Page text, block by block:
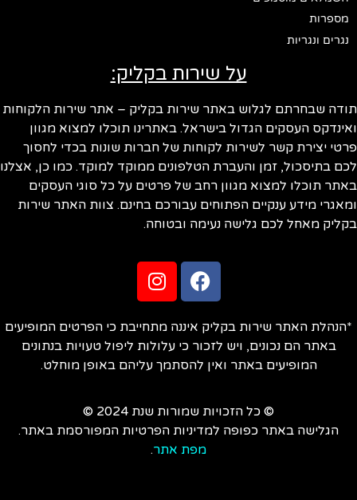
מספרות
נגרים ונגריות
על שירות בקליק:
שבחרתם לגלוש באתר שירות בקליק – אתר שירות הלקוחות
העסקים הגדול בישראל. באתרינו תוכלו למצוא מגוון
יצירת קשר לשירות לקוחות של חברות שונות בכדי לחסוך
בתיסכול, זמן והעברת הטלפונים ממוקד למוקד. כמו כן, אצלנו
תוכלו למצוא מגוון רחב של פרטים על כל סוגי העסקים
מידע ענקיים הפתוחים עבורכם בחינם. צוות האתר שירות
מאחל לכם גלישה נעימה ובטוחה.
האתר שירות בקליק איננה מתחייבת כי הפרטים המופיעים
באתר הם נכונים, ויש לזכור כי עלולות ליפול טעויות בנתונים
המופיעים באתר ואין להסתמך עליהם באופן מוחלט.
© כל הזכויות שמורות שנת 2024 ©
הגלישה באתר כפופה למדיניות הפרטיות המפורסמת באתר.
מפת אתר.